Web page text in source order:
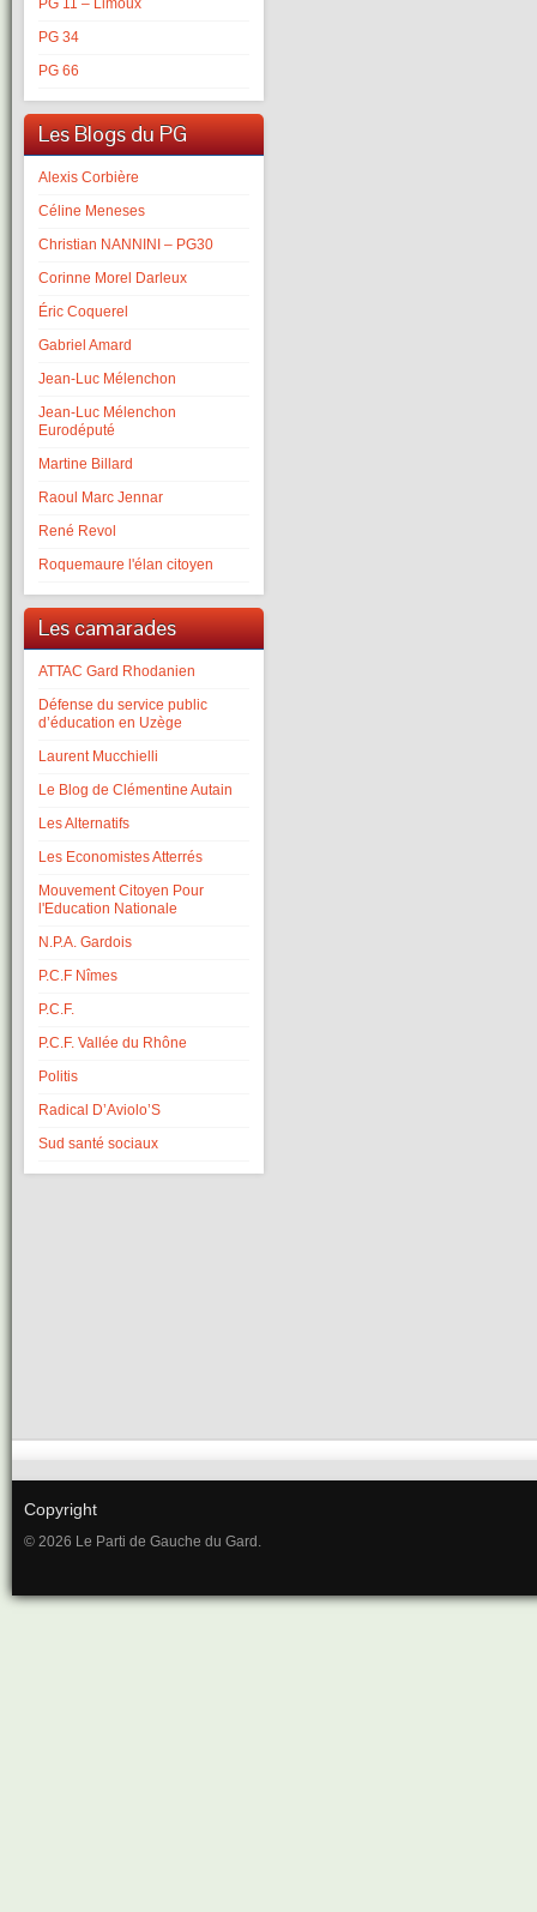
PG 11 – Limoux
PG 34
PG 66
Les Blogs du PG
Alexis Corbière
Céline Meneses
Christian NANNINI – PG30
Corinne Morel Darleux
Éric Coquerel
Gabriel Amard
Jean-Luc Mélenchon
Jean-Luc Mélenchon
Eurodéputé
Martine Billard
Raoul Marc Jennar
René Revol
Roquemaure l'élan citoyen
Les camarades
ATTAC Gard Rhodanien
Défense du service public
d’éducation en Uzège
Laurent Mucchielli
Le Blog de Clémentine Autain
Les Alternatifs
Les Economistes Atterrés
Mouvement Citoyen Pour
l'Education Nationale
N.P.A. Gardois
P.C.F Nîmes
P.C.F.
P.C.F. Vallée du Rhône
Politis
Radical D’Aviolo’S
Sud santé sociaux
Copyright
© 2026 Le Parti de Gauche du Gard.